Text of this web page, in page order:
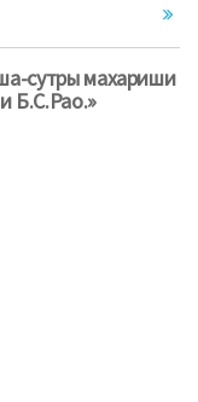
сутры махариши
Б.С.Рао.»